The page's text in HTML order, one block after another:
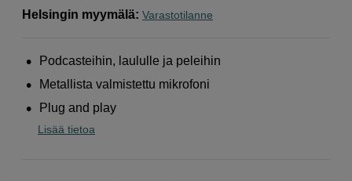
Helsingin myymälä: Varastotilanne
Podcasteihin, laululle ja peleihin
Metallista valmistettu mikrofoni
Plug and play
Lisää tietoa